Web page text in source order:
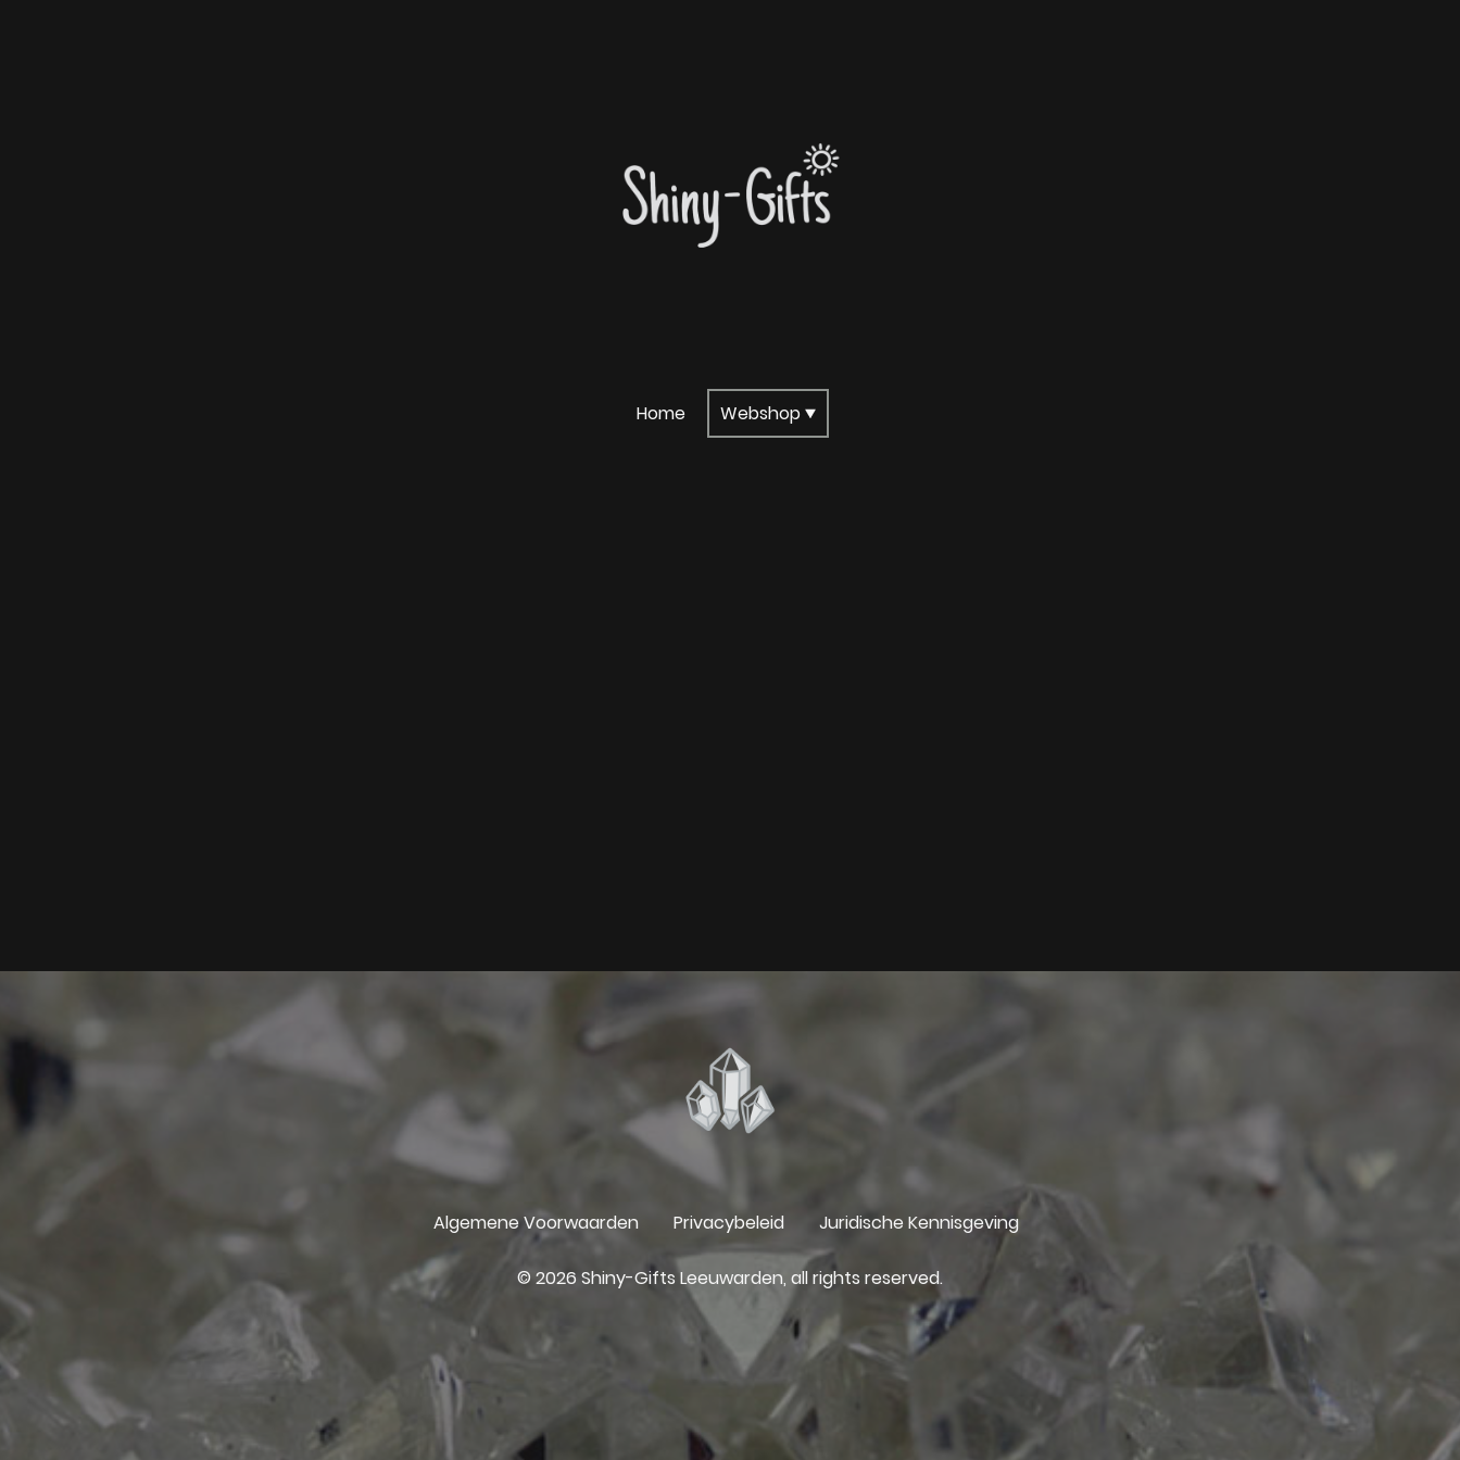
Home Webshop
Algemene Voorwaarden Privacybeleid Juridische Kennisgeving
© 2026 Shiny-Gifts Leeuwarden, all rights reserved.